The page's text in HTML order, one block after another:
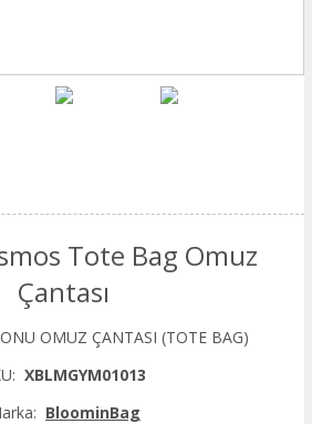
Tote Bag Omuz
Çantası
OMUZ ÇANTASI (TOTE BAG)
XBLMGYM01013
BloominBag